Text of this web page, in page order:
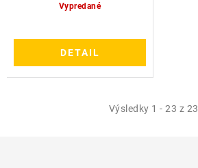
Vypredané
DETAIL
Výsledky 1 - 23 z 23